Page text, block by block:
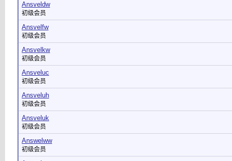
Ansveldw
初级会员
Ansvelfw
初级会员
Ansvelkw
初级会员
Ansveluc
初级会员
Ansveluh
初级会员
Ansveluk
初级会员
Answelww
初级会员